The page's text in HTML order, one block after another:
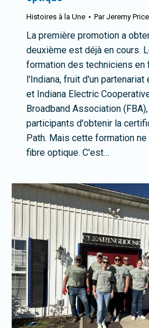
Histoires à la Une ParJeremy Price
La première promotion a
deuxième est déjà en cours.
formation des techniciens en
l'Indiana, fruit d'un
et Indiana Electric
Broadband Association
participants d'obtenir la
Path. Mais cette formation
fibre optique. C'est…